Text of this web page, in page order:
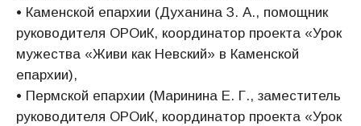
• Каменской епархии (Духанина З. А., помощник
руководителя ОРОиК, координатор проекта «Урок
мужества «Живи как Невский» в Каменской
епархии),
• Пермской епархии (Маринина Е. Г., заместитель
руководителя ОРОиК, координатор проекта «Урок